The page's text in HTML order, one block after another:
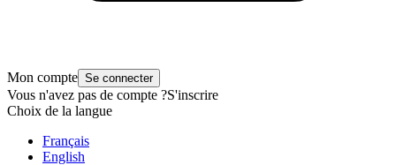
Mon compte Se connecter
Vous n'avez pas de compte ?S'inscrire
Choix de la langue
Français
English